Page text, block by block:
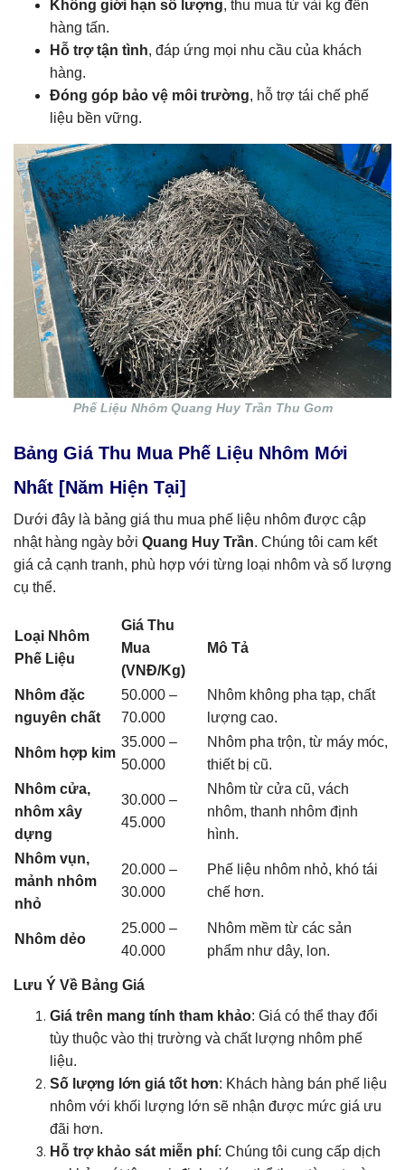
Không giới hạn số lượng, thu mua từ vài kg đến
hàng tấn.
Hỗ trợ tận tình, đáp ứng mọi nhu cầu của khách
hàng.
Đóng góp bảo vệ môi trường, hỗ trợ tái chế phế
liệu bền vững.
Phế Liệu Nhôm Quang Huy Trần Thu Gom
Bảng Giá Thu Mua Phế Liệu Nhôm Mới
Nhất [Năm Hiện Tại]
Dưới đây là bảng giá thu mua phế liệu nhôm được cập
nhật hàng ngày bởi Quang Huy Trần. Chúng tôi cam kết
giá cả cạnh tranh, phù hợp với từng loại nhôm và số lượng
cụ thể.
Loại Nhôm
Phế Liệu
Giá Thu
Mua
(VNĐ/Kg)
Mô Tả
Nhôm đặc
nguyên chất
50.000 –
70.000
Nhôm không pha tạp, chất
lượng cao.
Nhôm hợp kim
35.000 –
50.000
Nhôm pha trộn, từ máy móc,
thiết bị cũ.
Nhôm cửa,
nhôm xây
dựng
30.000 –
45.000
Nhôm từ cửa cũ, vách
nhôm, thanh nhôm định
hình.
Nhôm vụn,
mảnh nhôm
nhỏ
20.000 –
30.000
Phế liệu nhôm nhỏ, khó tái
chế hơn.
Nhôm dẻo
25.000 –
40.000
Nhôm mềm từ các sản
phẩm như dây, lon.
Lưu Ý Về Bảng Giá
Giá trên mang tính tham khảo: Giá có thể thay đổi
tùy thuộc vào thị trường và chất lượng nhôm phế
liệu.
Số lượng lớn giá tốt hơn: Khách hàng bán phế liệu
nhôm với khối lượng lớn sẽ nhận được mức giá ưu
đãi hơn.
Hỗ trợ khảo sát miễn phí: Chúng tôi cung cấp dịch